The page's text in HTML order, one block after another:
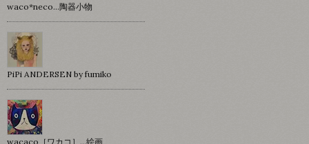
waco*neco...陶器小物
PiPi ANDERSEN by fumiko
wacaco［ワカコ］…絵画